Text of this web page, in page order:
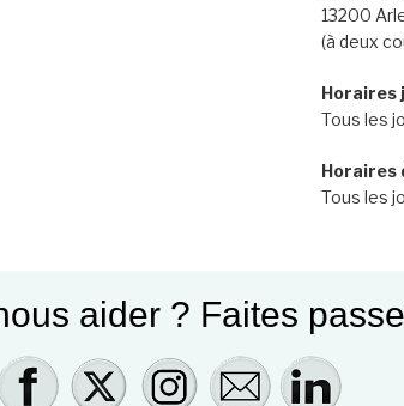
13200
(à deux
Horaires
Tous les
Horaires
Tous les
pour
:
aider ? Faites